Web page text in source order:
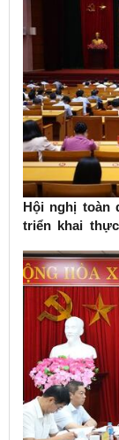
Hội nghị toàn
triển khai